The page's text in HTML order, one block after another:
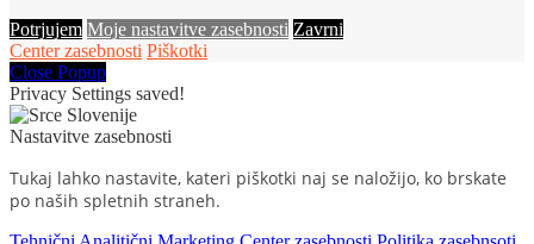
Potrjujem Moje nastavitve zasebnosti Zavrni
Center zasebnosti Piškotki
Close Popup
Privacy Settings saved!
Nastavitve zasebnosti
Tukaj lahko nastavite, kateri piškotki naj se naložijo, ko brskate
po naših spletnih straneh.